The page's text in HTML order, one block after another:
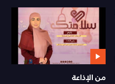
من الإذاعة